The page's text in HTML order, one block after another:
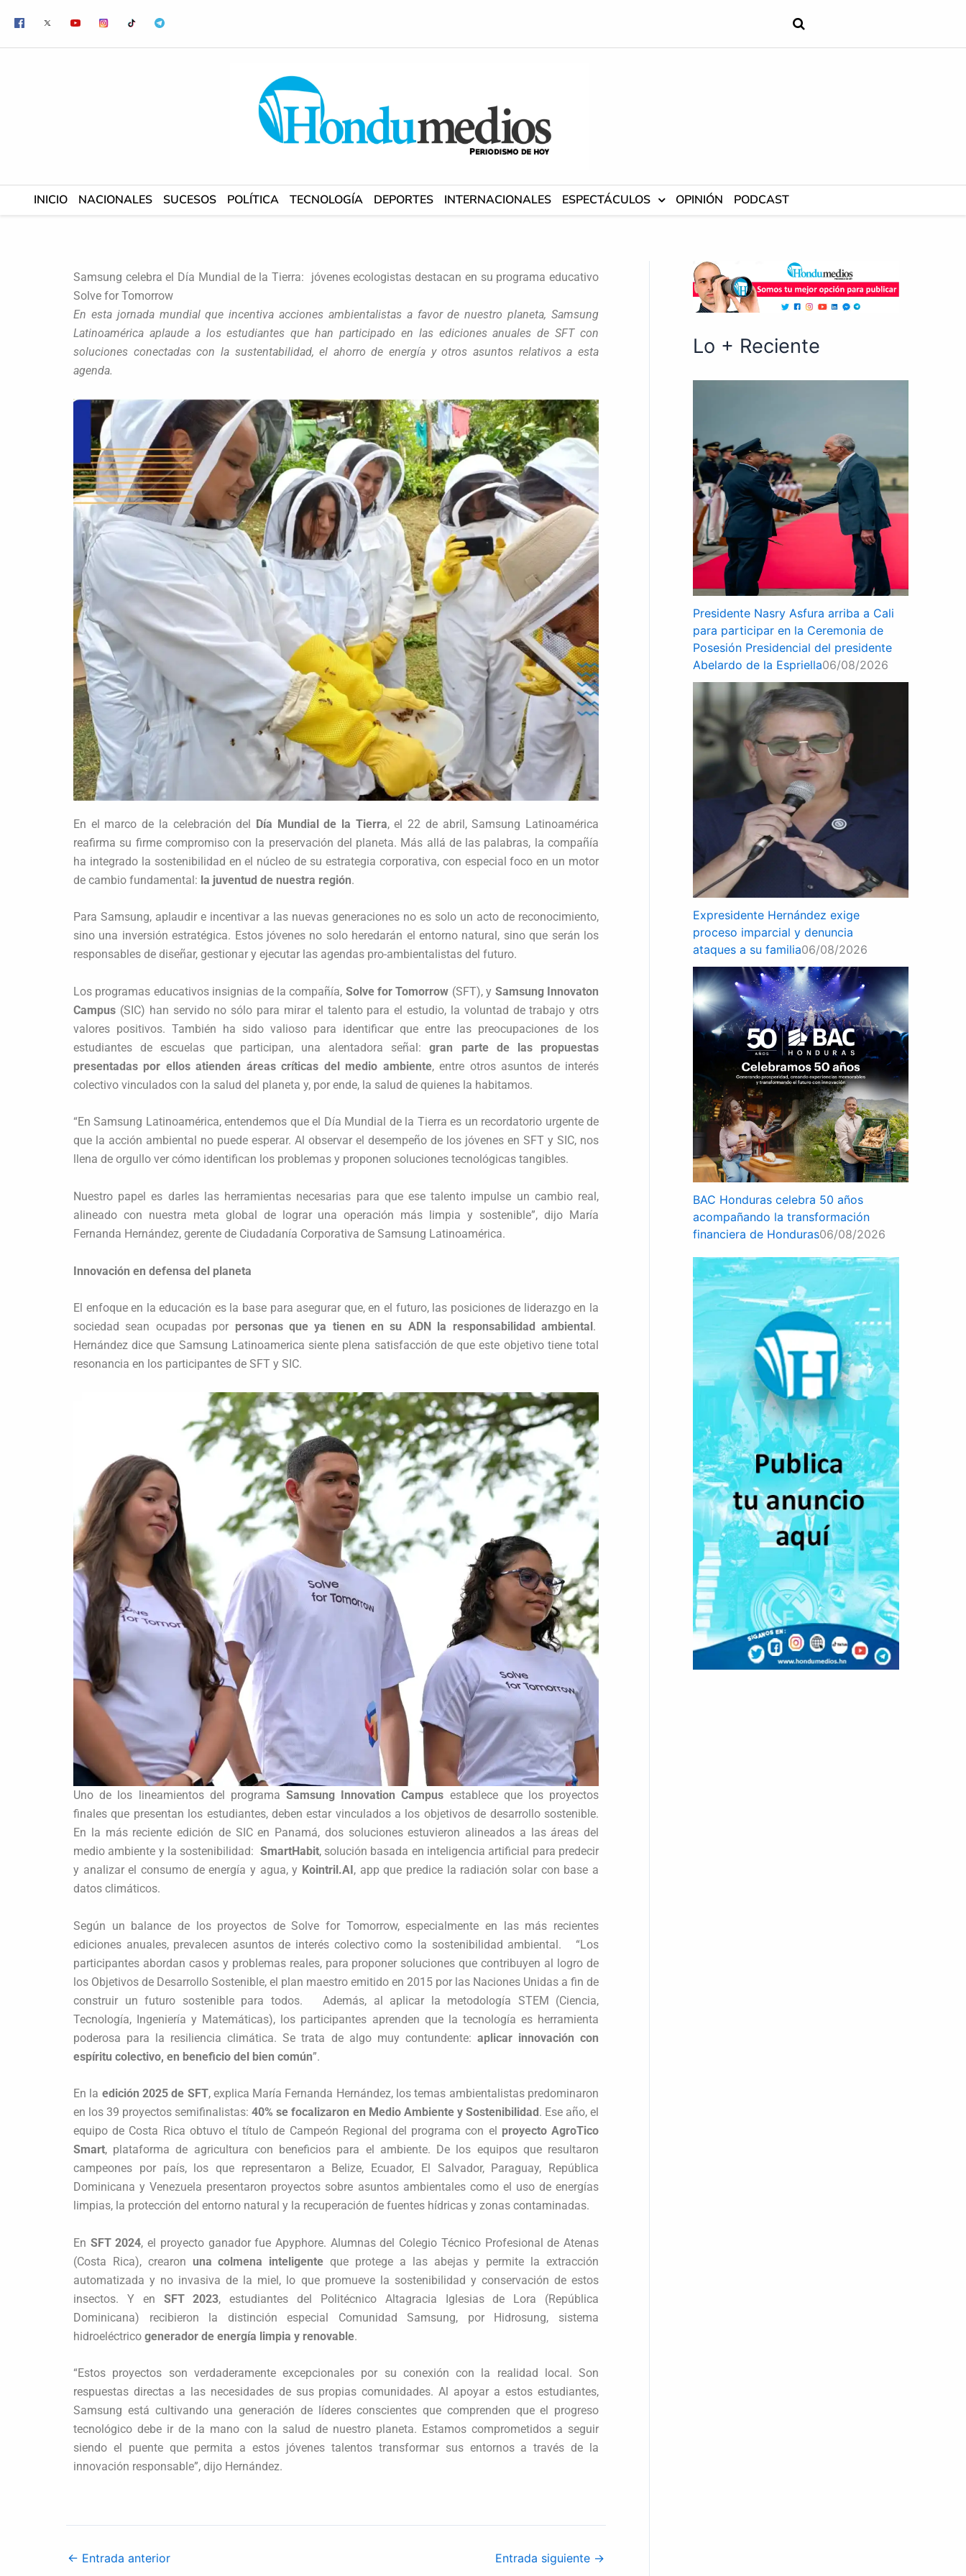
contenido
INICIO NACIONALES SUCESOS POLÍTICA TECNOLOGÍA DEPORTES INTERNACIONALES ESPECTÁCULOS OPINIÓN PODCAST
Samsung celebra el Día Mundial de la Tierra: jóvenes ecologistas destacan en su programa educativo
Solve for Tomorrow
En esta jornada mundial que incentiva acciones ambientalistas a favor de nuestro planeta, Samsung
Latinoamérica aplaude a los estudiantes que han participado en las ediciones anuales de SFT con
soluciones conectadas con la sustentabilidad, el ahorro de energía y otros asuntos relativos a esta
agenda.
En el marco de la celebración del Día Mundial de la Tierra, el 22 de abril, Samsung Latinoamérica
reafirma su firme compromiso con la preservación del planeta. Más allá de las palabras, la compañía
ha integrado la sostenibilidad en el núcleo de su estrategia corporativa, con especial foco en un motor
de cambio fundamental: la juventud de nuestra región.
Para Samsung, aplaudir e incentivar a las nuevas generaciones no es solo un acto de reconocimiento,
sino una inversión estratégica. Estos jóvenes no solo heredarán el entorno natural, sino que serán los
responsables de diseñar, gestionar y ejecutar las agendas pro-ambientalistas del futuro.
Los programas educativos insignias de la compañía, Solve for Tomorrow (SFT), y Samsung Innovaton
Campus (SIC) han servido no sólo para mirar el talento para el estudio, la voluntad de trabajo y otrs
valores positivos. También ha sido valioso para identificar que entre las preocupaciones de los
estudiantes de escuelas que participan, una alentadora señal:gran parte de las propuestas
presentadas por ellos atienden áreas críticas del medio ambiente, entre otros asuntos de interés
colectivo vinculados con la salud del planeta y, por ende, la salud de quienes la habitamos.
“En Samsung Latinoamérica, entendemos que el Día Mundial de la Tierra es un recordatorio urgente de
que la acción ambiental no puede esperar. Al observar el desempeño de los jóvenes en SFT y SIC, nos
llena de orgullo ver cómo identifican los problemas y proponen soluciones tecnológicas tangibles.
Nuestro papel es darles las herramientas necesarias para que ese talento impulse un cambio real,
alineado con nuestra meta global de lograr una operación más limpia y sostenible”, dijo María
Fernanda Hernández, gerente de Ciudadanía Corporativa de Samsung Latinoamérica.
Innovación en defensa del planeta
El enfoque en la educación es la base para asegurar que, en el futuro, las posiciones de liderazgo en la
sociedad sean ocupadas por personas que ya tienen en su ADN la responsabilidad ambiental.
Hernández dice que Samsung Latinoamerica siente plena satisfacción de que este objetivo tiene total
resonancia en los participantes de SFT y SIC.
Uno de los lineamientos del programa Samsung Innovation Campus establece que los proyectos
finales que presentan los estudiantes, deben estar vinculados a los objetivos de desarrollo sostenible.
En la más reciente edición de SIC en Panamá, dos soluciones estuvieron alineados a las áreas del
medio ambiente y la sostenibilidad: SmartHabit, solución basada en inteligencia artificial para predecir
y analizar el consumo de energía y agua, y Kointril.AI, app que predice la radiación solar con base a
datos climáticos.
Según un balance de los proyectos de Solve for Tomorrow, especialmente en las más recientes
ediciones anuales, prevalecen asuntos de interés colectivo como la sostenibilidad ambiental. “Los
participantes abordan casos y problemas reales, para proponer soluciones que contribuyen al logro de
los Objetivos de Desarrollo Sostenible, el plan maestro emitido en 2015 por las Naciones Unidas a fin de
construir un futuro sostenible para todos. Además, al aplicar la metodología STEM (Ciencia,
Tecnología, Ingeniería y Matemáticas), los participantes aprenden que la tecnología es herramienta
poderosa para la resiliencia climática. Se trata de algo muy contundente: aplicar innovación con
espíritu colectivo, en beneficio del bien común”.
En la edición 2025 de SFT, explica María Fernanda Hernández, los temas ambientalistas predominaron
en los 39 proyectos semifinalistas:40% se focalizaron en Medio Ambiente y Sostenibilidad. Ese año, el
equipo de Costa Rica obtuvo el título de Campeón Regional del programa con el proyecto AgroTico
Smart, plataforma de agricultura con beneficios para el ambiente. De los equipos que resultaron
campeones por país, los que representaron a Belize, Ecuador, El Salvador, Paraguay, República
Dominicana y Venezuela presentaron proyectos sobre asuntos ambientales como el uso de energías
limpias, la protección del entorno natural y la recuperación de fuentes hídricas y zonas contaminadas.
En SFT 2024, el proyecto ganador fue Apyphore. Alumnas del Colegio Técnico Profesional de Atenas
(Costa Rica), crearon una colmena inteligente que protege a las abejas y permite la extracción
automatizada y no invasiva de la miel, lo que promueve la sostenibilidad y conservación de estos
insectos. Y en SFT 2023, estudiantes del Politécnico Altagracia Iglesias de Lora (República
Dominicana) recibieron la distinción especial Comunidad Samsung, por Hidrosung, sistema
hidroeléctrico generador de energía limpia y renovable.
“Estos proyectos son verdaderamente excepcionales por su conexión con la realidad local. Son
respuestas directas a las necesidades de sus propias comunidades. Al apoyar a estos estudiantes,
Samsung está cultivando una generación de líderes conscientes que comprenden que el progreso
tecnológico debe ir de la mano con la salud de nuestro planeta. Estamos comprometidos a seguir
siendo el puente que permita a estos jóvenes talentos transformar sus entornos a través de la
innovación responsable”, dijo Hernández.
← Entrada anterior Entrada siguiente →
Lo + Reciente
Presidente Nasry Asfura arriba a Cali
para participar en la Ceremonia de
Posesión Presidencial del presidente
Abelardo de la Espriella06/08/2026
Expresidente Hernández exige
proceso imparcial y denuncia
ataques a su familia06/08/2026
BAC Honduras celebra 50 años
acompañando la transformación
financiera de Honduras06/08/2026